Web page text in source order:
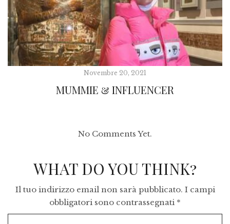
Novembre 20, 2021
MUMMIE & INFLUENCER
No Comments Yet.
WHAT DO YOU THINK?
Il tuo indirizzo email non sarà pubblicato. I campi
obbligatori sono contrassegnati *